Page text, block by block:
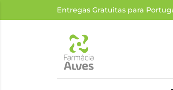
Entregas Gratuitas para